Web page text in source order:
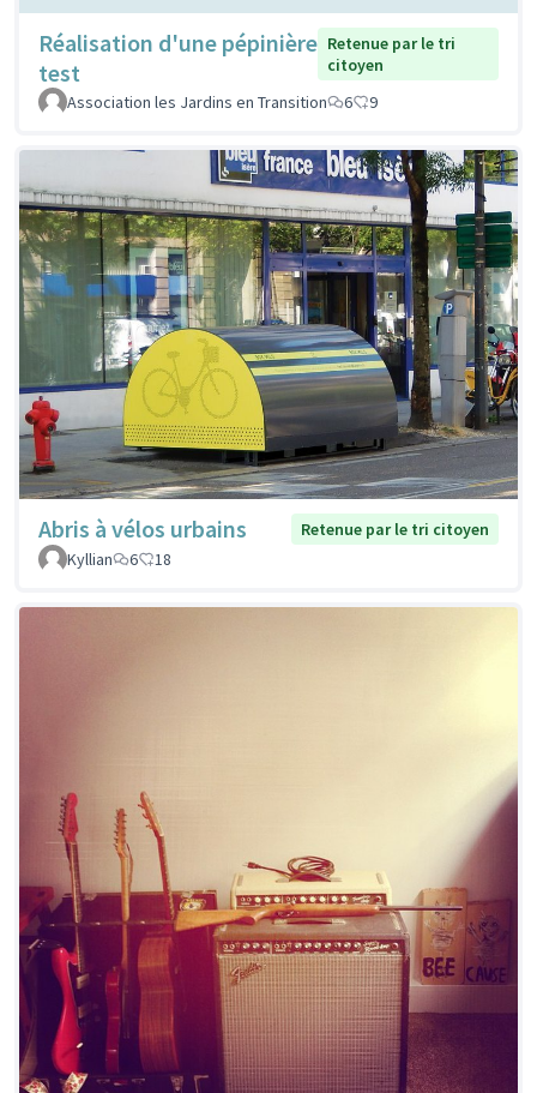
Réalisation d'une pépinière
test
Retenue par le tri
citoyen
Association les Jardins en Transition
6 9
Abris à vélos urbains
Retenue par le tri citoyen
Kyllian
6 18